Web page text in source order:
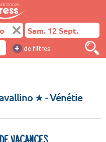
+ de filtres
★- Vénétie